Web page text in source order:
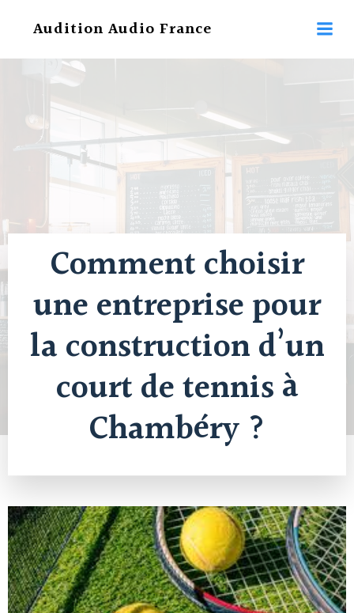
au
Audition Audio France
Comment choisir
une entreprise pour
la construction d’un
court de tennis à
Chambéry ?